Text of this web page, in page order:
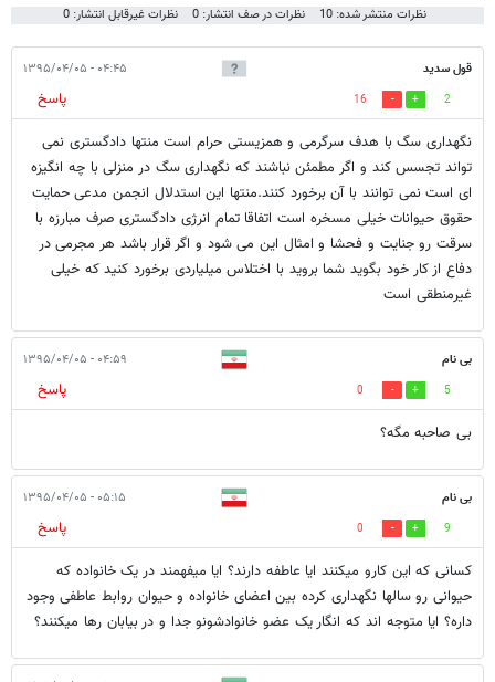
نظرات منتشر شده: 10 نظرات در صف انتشار: 0 نظرات غیرقابل انتشار: 0
قول سدید ۰۴:۴۵ - ۱۳۹۵/۰۴/۰۵
2
16
پاسخ
نگهداری سگ با هدف سرگرمی و همزیستی حرام است منتها دادگستری نمی
تواند تجسس کند و اگر مطمئن نباشند که نگهداری سگ در منزلی با چه انگیزه
ای است نمی توانند با آن برخورد کنند.منتها این استدلال انجمن مدعی حمایت
حقوق حیوانات خیلی مسخره است اتفاقا تمام انرژی دادگستری صرف مبارزه با
سرقت رو جنایت و فحشا و امثال این می شود و اگر قرار باشد هر مجرمی در
دفاع از کار خود بگوید شما بروید با اختلاس میلیاردی برخورد کنید که خیلی
غیرمنطقی است
بی نام ۰۴:۵۹ - ۱۳۹۵/۰۴/۰۵
5
0
پاسخ
بی صاحبه مگه؟
بی نام ۰۵:۱۵ - ۱۳۹۵/۰۴/۰۵
9
0
پاسخ
کسانی که این کارو میکنند ایا عاطفه دارند؟ ایا میفهمند در یک خانواده که
حیوانی رو سالها نگهداری کرده بین اعضای خانواده و حیوان روابط عاطفی وجود
داره؟ ایا متوجه اند که انگار یک عضو خانوادشونو جدا و در بیابان رها میکنند؟